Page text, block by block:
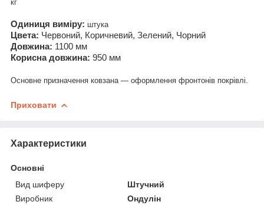
кг
Одиниця виміру: штука
Цвета: Червоний, Коричневий, Зелений, Чорний
Довжина: 1100 мм
Корисна довжина: 950 мм
Основне призначення ковзана — оформлення фронтонів покрівлі.
Приховати
Характеристики
Основні
Вид шиферу
Штучний
Виробник
Ондулін